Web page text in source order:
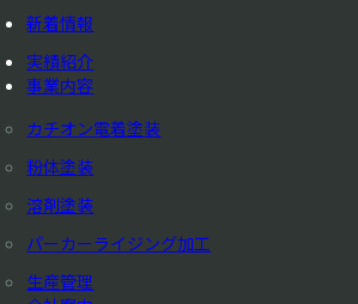
新着情報
実績紹介
事業内容
カチオン電着塗装
粉体塗装
溶剤塗装
パーカーライジング加工
生産管理